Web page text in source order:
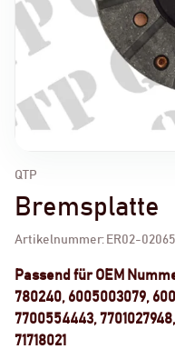
QTP
Bremsplatte
Artikelnummer: ER02-
Passend für OEM
780240, 6005003079,
7700554443,
71718021